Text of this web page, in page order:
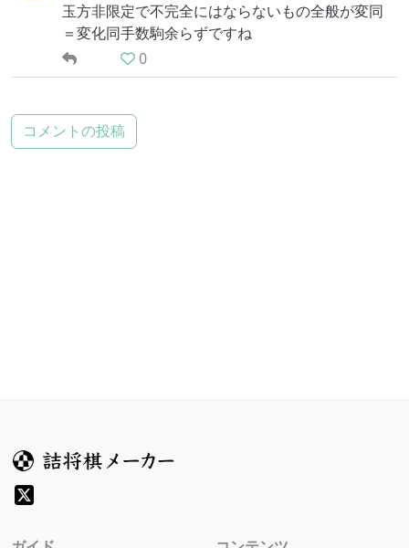
玉方非限定で不完全にはならないもの全般が変同
＝変化同手数駒余らずですね
0
コメントの投稿